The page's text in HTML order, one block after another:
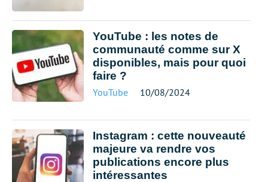
YouTube : les notes de
communauté comme sur X
disponibles, mais pour quoi
faire ?
YouTube 10/08/2024
Instagram : cette nouveauté
majeure va rendre vos
publications encore plus
intéressantes